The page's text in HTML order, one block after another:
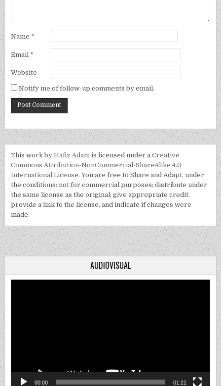
Name *
Email *
Website
Notify me of follow-up comments by email.
This work byHafiz Adam is licensed under aCreative
Commons Attribution-NonCommercial-ShareAlike 4.0
International License. You are free to Share and Adapt, under
the conditions: not for commercial purposes; distribute under
the same license as the original; give appropriate credit,
provide a link to the license, and indicate if changes were
made.
AUDIOVISUAL
00:00 01:21